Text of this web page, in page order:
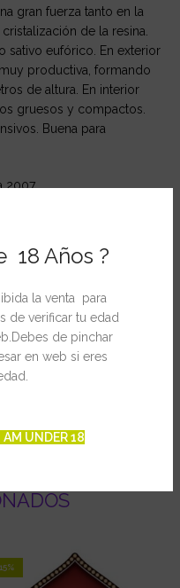
18 Años ?
la venta para
de verificar tu edad
de pinchar
en web si eres
AM UNDER 18
gran fuerza tanto en la
de la resina.
sativo eufórico. En exterior
productiva, formando
de altura. En interior
gruesos y compactos.
Buena para
2007